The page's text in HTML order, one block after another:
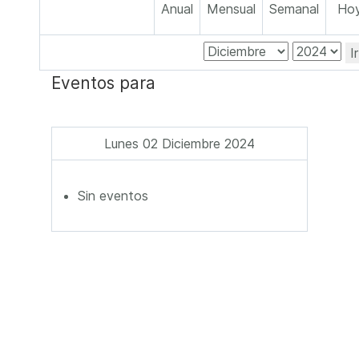
Anual Mensual Semanal
Eventos para
Lunes 02 Diciembre 2024
Sin eventos